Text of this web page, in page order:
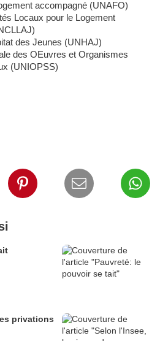
accompagné (UNAFO)
Locaux pour le Logement
des Jeunes (UNHAJ)
des OEuvres et Organismes
(UNIOPSS)
privations